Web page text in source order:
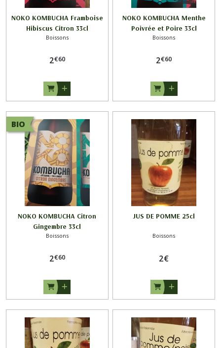
NOKO KOMBUCHA Framboise
Hibiscus Citron 33cl
Boissons
2€60
NOKO KOMBUCHA Menthe
Poivrée et Poire 33cl
Boissons
2€60
BIO
NOKO KOMBUCHA Citron
Gingembre 33cl
Boissons
2€60
JUS DE POMME 25cl
Boissons
2€